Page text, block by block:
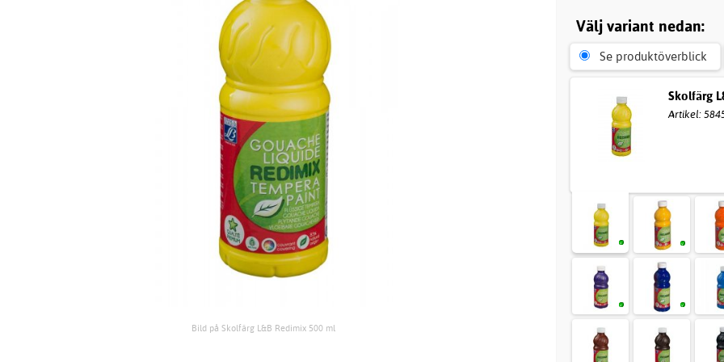
Bild på Skolfärg L&B Redimix 500 ml
Välj variant nedan:
Se produktöverblick
Skolfärg
Artikel: